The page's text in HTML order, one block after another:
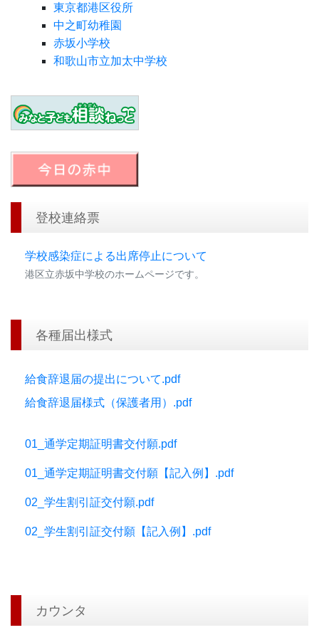
東京都港区役所
中之町幼稚園
赤坂小学校
和歌山市立加太中学校
登校連絡票
学校感染症による出席停止について
港区立赤坂中学校のホームページです。
各種届出様式
給食辞退届の提出について.pdf
給食辞退届様式（保護者用）.pdf
01_通学定期証明書交付願.pdf
01_通学定期証明書交付願【記入例】.pdf
02_学生割引証交付願.pdf
02_学生割引証交付願【記入例】.pdf
カウンタ